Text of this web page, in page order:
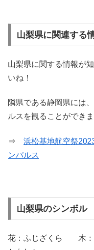
山梨県に関連する
山梨県に関する情報が
いね！
隣県である静岡県には
ルスを観ることができま
⇒ 浜松基地航空祭
ンパルス
山梨県のシンボル
花：ふじざくら 木